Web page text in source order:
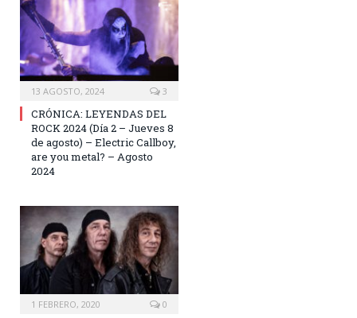
13 AGOSTO, 2024 3
CRÓNICA: LEYENDAS DEL
ROCK 2024 (Día 2 – Jueves 8
de agosto) – Electric Callboy,
are you metal? – Agosto
2024
1 FEBRERO, 2020 0